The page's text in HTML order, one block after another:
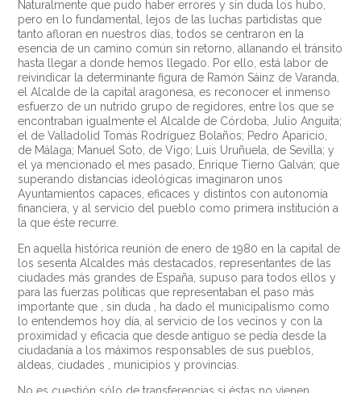
Naturalmente que pudo haber errores y sin duda los hubo,
pero en lo fundamental, lejos de las luchas partidistas que
tanto afloran en nuestros días, todos se centraron en la
esencia de un camino común sin retorno, allanando el tránsito
hasta llegar a donde hemos llegado. Por ello, está labor de
reivindicar la determinante figura de Ramón Sáinz de Varanda,
el Alcalde de la capital aragonesa, es reconocer el inmenso
esfuerzo de un nutrido grupo de regidores, entre los que se
encontraban igualmente el Alcalde de Córdoba, Julio Anguita;
el de Valladolid Tomás Rodríguez Bolaños; Pedro Aparicio,
de Málaga; Manuel Soto, de Vigo; Luis Uruñuela, de Sevilla; y
el ya mencionado el mes pasado, Enrique Tierno Galván; que
superando distancias ideológicas imaginaron unos
Ayuntamientos capaces, eficaces y distintos con autonomía
financiera, y al servicio del pueblo como primera institución a
la que éste recurre.
En aquella histórica reunión de enero de 1980 en la capital de
los sesenta Alcaldes más destacados, representantes de las
ciudades más grandes de España, supuso para todos ellos y
para las fuerzas políticas que representaban el paso más
importante que , sin duda , ha dado el municipalismo como
lo entendemos hoy día, al servicio de los vecinos y con la
proximidad y eficacia que desde antiguo se pedía desde la
ciudadanía a los máximos responsables de sus pueblos,
aldeas, ciudades , municipios y provincias.